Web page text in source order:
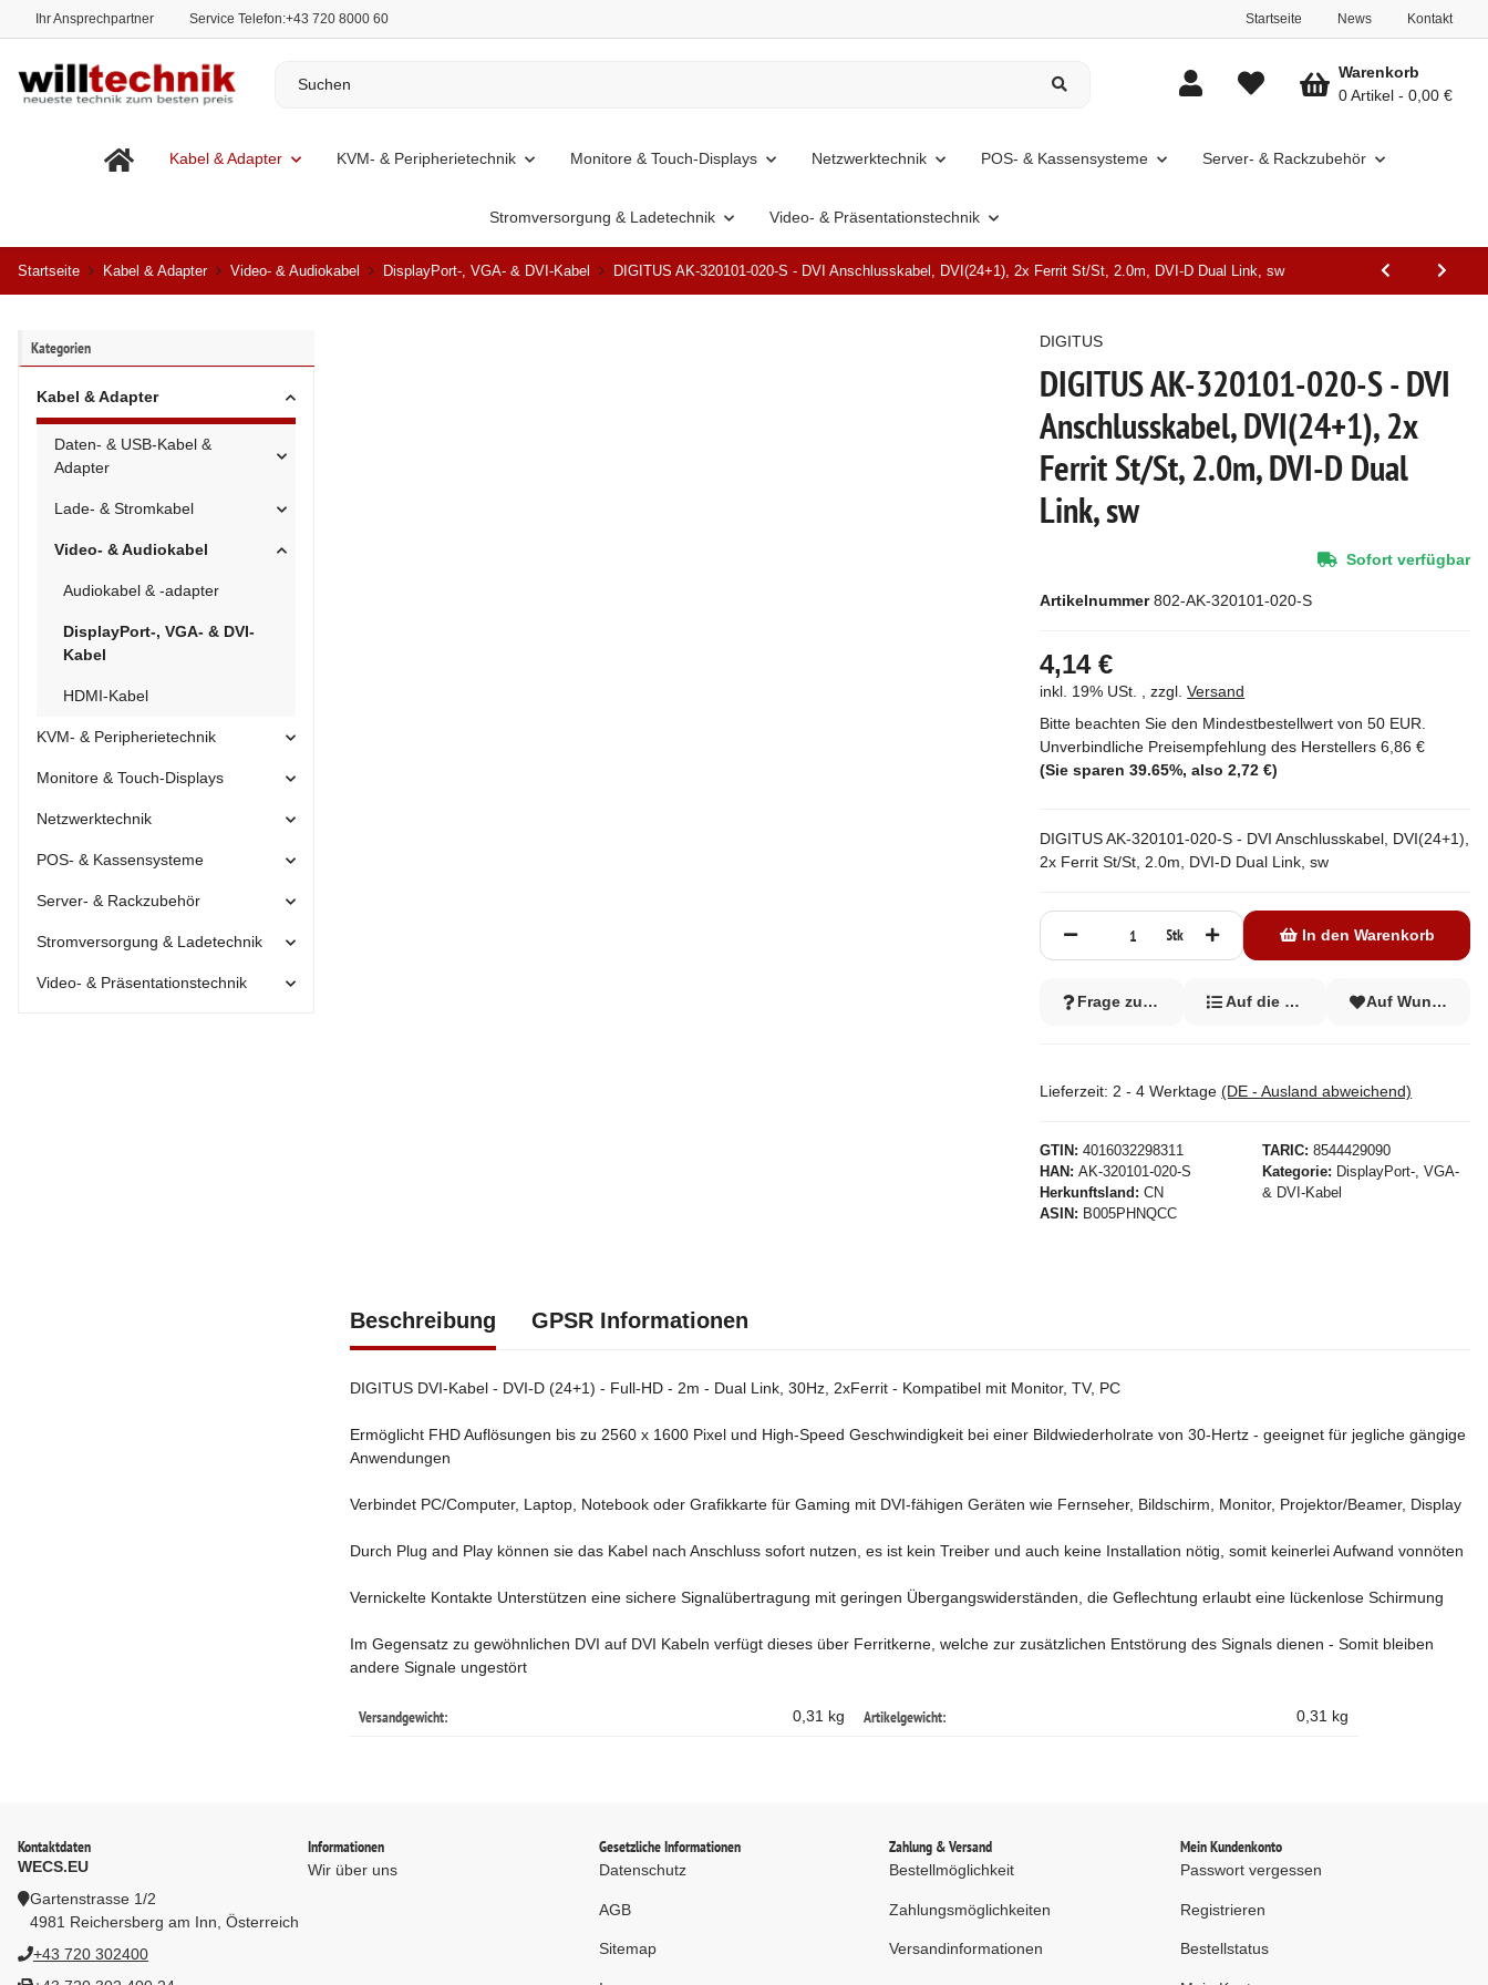
Ihr Ansprechpartner Service Telefon:+43 720 8000 60 Startseite News Kontakt
Kabel & Adapter KVM- & Peripherietechnik Monitore & Touch-Displays Netzwerktechnik POS- & Kassensysteme Server- & Rackzubehör
Stromversorgung & Ladetechnik Video- & Präsentationstechnik
Warenkorb
0 Artikel
0,00 €
Startseite Kabel & Adapter Video- & Audiokabel DisplayPort-, VGA- & DVI-Kabel DIGITUS AK-320101-020-S - DVI Anschlusskabel, DVI(24+1), 2x Ferrit St/St, 2.0m, DVI-D Dual Link, sw
DIGITUS AK-320101-020-S - DVI
Anschlusskabel, DVI(24+1), 2x
Ferrit St/St, 2.0m, DVI-D Dual
Link, sw
Artikelnummer 802-AK-320101-020-S
GTIN
4016032298311
HAN
AK-320101-020-S
Herkunftsland
CN
ASIN
B005PHNQCC
TARIC 8544429090
Kategorie
DisplayPort-, VGA-
& DVI-Kabel
DIGITUS
DIGITUS AK-320101-020-S - DVI Anschlusskabel, DVI(24+1),
2x Ferrit St/St, 2.0m, DVI-D Dual Link, sw
4,14 €
inkl. 19% USt. , zzgl.Versand
Bitte beachten Sie den Mindestbestellwert von 50 EUR.
Unverbindliche Preisempfehlung des Herstellers 6,86 €
(Sie sparen39.65%, also2,72 €)
Frage zum Artikel Auf die Vergleichsliste
Auf
Stk In den Warenkorb
Sofort verfügbar
Lieferzeit: 2 - 4 Werktage(DE - Ausland abweichend)
Beschreibung GPSR Informationen
DIGITUS DVI-Kabel - DVI-D (24+1) - Full-HD - 2m - Dual Link, 30Hz, 2xFerrit - Kompatibel mit Monitor, TV, PC
Ermöglicht FHD Auflösungen bis zu 2560 x 1600 Pixel und High-Speed Geschwindigkeit bei einer Bildwiederholrate von 30-Hertz - geeignet für jegliche gängige
Anwendungen
Verbindet PC/Computer, Laptop, Notebook oder Grafikkarte für Gaming mit DVI-fähigen Geräten wie Fernseher, Bildschirm, Monitor, Projektor/Beamer, Display
Durch Plug and Play können sie das Kabel nach Anschluss sofort nutzen, es ist kein Treiber und auch keine Installation nötig, somit keinerlei Aufwand vonnöten
Vernickelte Kontakte Unterstützen eine sichere Signalübertragung mit geringen Übergangswiderständen, die Geflechtung erlaubt eine lückenlose Schirmung
Im Gegensatz zu gewöhnlichen DVI auf DVI Kabeln verfügt dieses über Ferritkerne, welche zur zusätzlichen Entstörung des Signals dienen - Somit bleiben
andere Signale ungestört
Versandgewicht: 0,31 kg Artikelgewicht: 0,31 kg
Kategorien
Kabel & Adapter
Daten- & USB-Kabel &
Adapter
Lade- & Stromkabel
Video- & Audiokabel
Audiokabel & -adapter
DisplayPort-, VGA- & DVI-
Kabel
HDMI-Kabel
KVM- & Peripherietechnik
Monitore & Touch-Displays
Netzwerktechnik
POS- & Kassensysteme
Server- & Rackzubehör
Stromversorgung & Ladetechnik
Video- & Präsentationstechnik
Kontaktdaten
WECS.EU
Gartenstrasse 1/2
4981 Reichersberg am Inn, Österreich
+43 720 302400
Informationen
Wir über uns
Gesetzliche Informationen
Datenschutz
AGB
Sitemap
Zahlung & Versand
Bestellmöglichkeit
Zahlungsmöglichkeiten
Versandinformationen
Mein Kundenkonto
Passwort vergessen
Registrieren
Bestellstatus